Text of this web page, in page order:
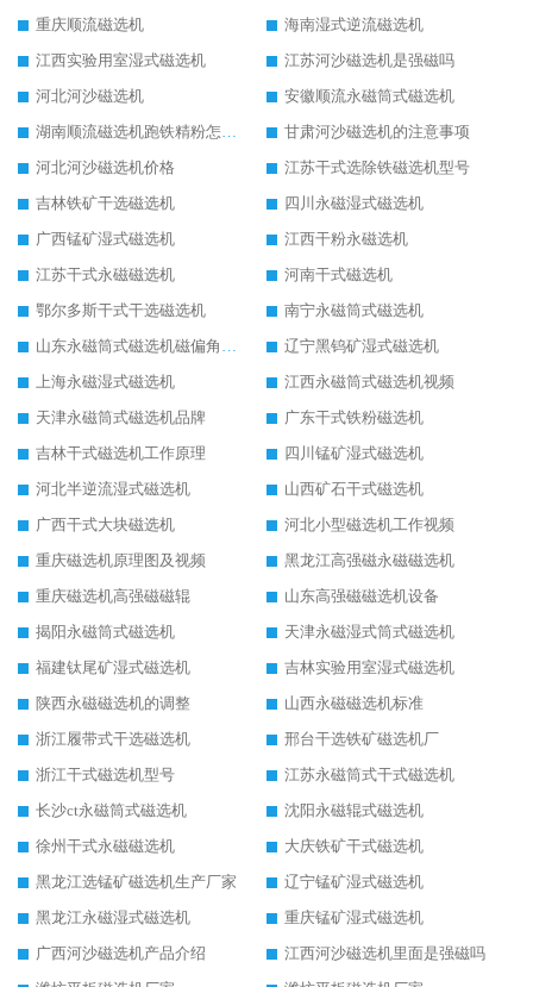
重庆顺流磁选机
海南湿式逆流磁选机
江西实验用室湿式磁选机
江苏河沙磁选机是强磁吗
河北河沙磁选机
安徽顺流永磁筒式磁选机
湖南顺流磁选机跑铁精粉怎么处理
甘肃河沙磁选机的注意事项
河北河沙磁选机价格
江苏干式选除铁磁选机型号
吉林铁矿干选磁选机
四川永磁湿式磁选机
广西锰矿湿式磁选机
江西干粉永磁选机
江苏干式永磁磁选机
河南干式磁选机
鄂尔多斯干式干选磁选机
南宁永磁筒式磁选机
山东永磁筒式磁选机磁偏角怎么调整
辽宁黑钨矿湿式磁选机
上海永磁湿式磁选机
江西永磁筒式磁选机视频
天津永磁筒式磁选机品牌
广东干式铁粉磁选机
吉林干式磁选机工作原理
四川锰矿湿式磁选机
河北半逆流湿式磁选机
山西矿石干式磁选机
广西干式大块磁选机
河北小型磁选机工作视频
重庆磁选机原理图及视频
黑龙江高强磁永磁磁选机
重庆磁选机高强磁磁辊
山东高强磁磁选机设备
揭阳永磁筒式磁选机
天津永磁湿式筒式磁选机
福建钛尾矿湿式磁选机
吉林实验用室湿式磁选机
陕西永磁磁选机的调整
山西永磁磁选机标准
浙江履带式干选磁选机
邢台干选铁矿磁选机厂
浙江干式磁选机型号
江苏永磁筒式干式磁选机
长沙ct永磁筒式磁选机
沈阳永磁辊式磁选机
徐州干式永磁磁选机
大庆铁矿干式磁选机
黑龙江选锰矿磁选机生产厂家
辽宁锰矿湿式磁选机
黑龙江永磁湿式磁选机
重庆锰矿湿式磁选机
广西河沙磁选机产品介绍
江西河沙磁选机里面是强磁吗